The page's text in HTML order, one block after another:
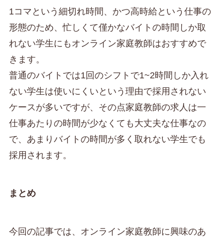
1コマという細切れ時間、かつ高時給という仕事の
形態のため、忙しくて僅かなバイトの時間しか取
れない学生にもオンライン家庭教師はおすすめで
きます。
普通のバイトでは1回のシフトで1~2時間しか入れ
ない学生は使いにくいという理由で採用されない
ケースが多いですが、その点家庭教師の求人は一
仕事あたりの時間が少なくても大丈夫な仕事なの
で、あまりバイトの時間が多く取れない学生でも
採用されます。
まとめ
今回の記事では、オンライン家庭教師に興味のあ